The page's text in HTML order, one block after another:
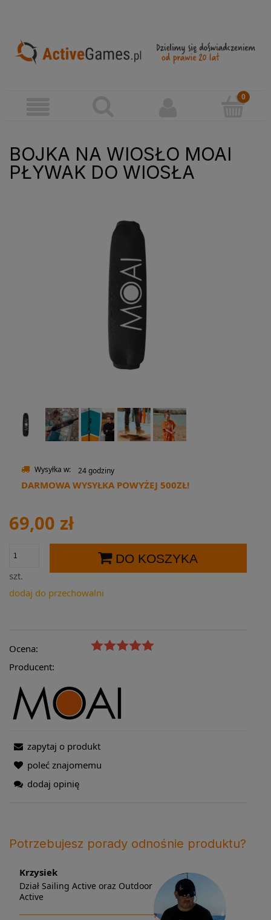
BOJKA NA WIOSŁO MOAI
PŁYWAK DO WIOSŁA
Wysyłka w: 24 godziny
DARMOWA WYSYŁKA POWYŻEJ 500ZŁ!
69,00 zł
szt.
DO KOSZYKA
dodaj do przechowalni
Ocena:
Producent:
zapytaj o produkt
poleć znajomemu
dodaj opinię
Potrzebujesz porady odnośnie produktu?
Krzysiek
Dział Sailing Active oraz Outdoor
Active